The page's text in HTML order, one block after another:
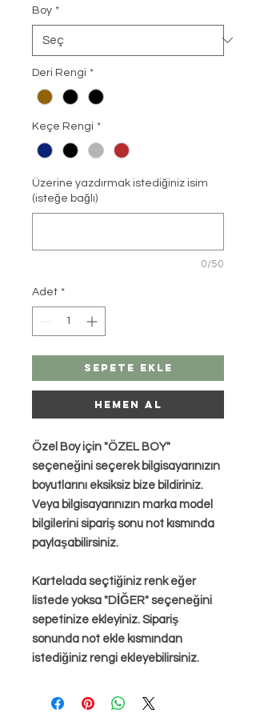
Boy *
Deri Rengi *
Keçe Rengi *
Üzerine yazdırmak istediğiniz isim
(isteğe bağlı)
0/50
Adet *
Sepete Ekle
HEMEN AL
Özel Boy için "ÖZEL BOY"
seçeneğini seçerek bilgisayarınızın
boyutlarını eksiksiz bize bildiriniz.
Veya bilgisayarınızın marka model
bilgilerini sipariş sonu not kısmında
paylaşabilirsiniz.
Kartelada seçtiğiniz renk eğer
listede yoksa "DİĞER" seçeneğini
sepetinize ekleyiniz. Sipariş
sonunda not ekle kısmından
istediğiniz rengi ekleyebilirsiniz.